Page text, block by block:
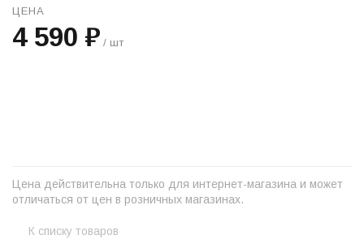
ЦЕНА
4 590 ₽ / шт
Цена действительна только для интернет-магазина и может
отличаться от цен в розничных магазинах.
К списку товаров